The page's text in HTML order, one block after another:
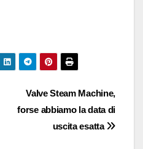
Valve Steam Machine,
forse abbiamo la data di
uscita esatta